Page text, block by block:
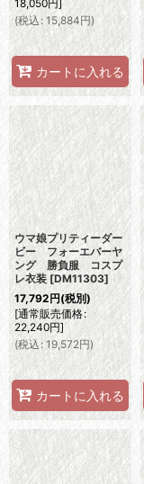
18,050円]
(税込: 15,884円)
カートに入れる
ウマ娘プリティーダー
ビー フォーエバーヤ
ング 勝負服 コスプ
レ衣装 [DM11303]
17,792円(税別)
[通常販売価格:
22,240円]
(税込: 19,572円)
カートに入れる